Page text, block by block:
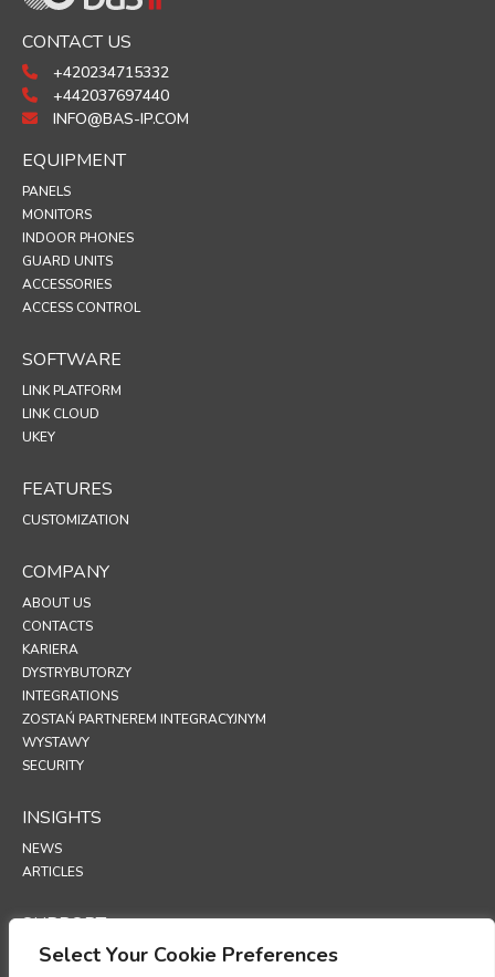
Select Your Cookie Preferences
CONTACT US
+420234715332
+442037697440
INFO@BAS-IP.COM
EQUIPMENT
PANELS
MONITORS
INDOOR PHONES
GUARD UNITS
ACCESSORIES
ACCESS CONTROL
SOFTWARE
LINK PLATFORM
LINK CLOUD
UKEY
FEATURES
CUSTOMIZATION
COMPANY
ABOUT US
CONTACTS
KARIERA
DYSTRYBUTORZY
INTEGRATIONS
ZOSTAŃ PARTNEREM INTEGRACYJNYM
WYSTAWY
SECURITY
INSIGHTS
NEWS
ARTICLES
SUPPORT
TECHNICAL PORTAL